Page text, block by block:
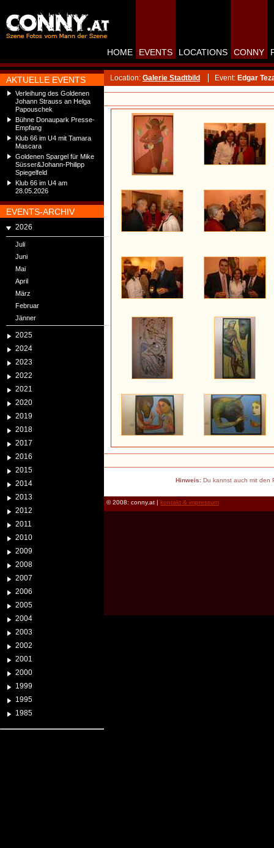
AKTUELLE EVENTS
Verleihung des Goldenen
Johann Strauss an Helga
Papouschek
Bühne Donaupark Presse-
Empfang
Klub 66 im U4 mit Tamara
Mascara
Goldenen Spargel für Mike
Süsser&Johann-Philipp
Spiegelfeld
Klub 66 im U4 am
28.05.2026
EVENTS-ARCHIV
2026
Juli
Juni
Mai
April
März
Februar
Jänner
2025
2024
2023
2022
2021
2020
2019
2018
2017
2016
2015
2014
2013
2012
2011
2010
2009
2008
2007
2006
2005
2004
2003
2002
2001
2000
1999
1995
1985
HOME EVENTS LOCATIONS CONNY
Location: Galerie Stadtbild Event: Edgar
Hinweis:Du kannst auch mit den
© 2008: conny.at | kontakt & impressum